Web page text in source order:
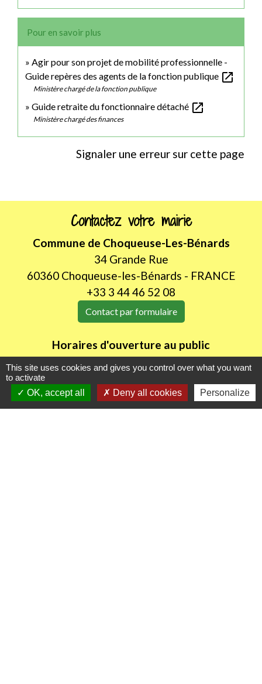
Pour en savoir plus
Agir pour son projet de mobilité professionnelle -
Guide repères des agents de la fonction publique open_in_new
Ministère chargé de la fonction publique
Guide retraite du fonctionnaire détaché open_in_new
Ministère chargé des finances
Signaler une erreur sur cette page
Contactez votre mairie
Commune de Choqueuse-Les-Bénards
34 Grande Rue
60360 Choqueuse-les-Bénards - FRANCE
+33 3 44 46 52 08
Contact par formulaire
Horaires d'ouverture au public
LUNDI de 8H30 à 12h00
This site uses cookies and gives you control over what you want
to activate
OK, accept all
Deny all cookies Personalize